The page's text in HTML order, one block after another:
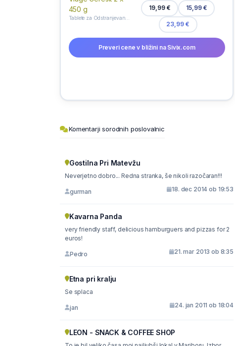
19,99 € 15,99 €
23,99 €
Preveri cene v bližini na Sivix.com
Komentarji sorodnih poslovalnic
Gostilna Pri Matevžu
Neverjetno dobro... Redna stranka, še nikoli razočaran!!!
gurman 18. dec 2014 ob 19:53
Kavarna Panda
very friendly staff, delicious hamburguers and pizzas for 2
euros!
Pedro 21. mar 2013 ob 8:35
Etna pri kralju
Se splaca
jan 24. jan 2011 ob 18:04
LEON - SNACK & COFFEE SHOP